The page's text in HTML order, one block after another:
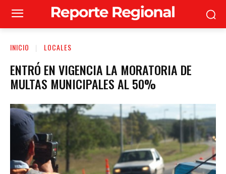
INICIO LOCALES
ENTRÓ EN VIGENCIA LA MORATORIA DE
MULTAS MUNICIPALES AL 50%